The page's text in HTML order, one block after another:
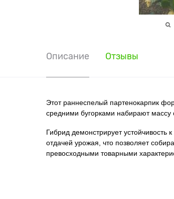
Описание Отзывы
Этот раннеспелый партенокарпик
средними бугорками набирают
Гибрид демонстрирует устойчивость
отдачей урожая, что позволяет
превосходными товарными